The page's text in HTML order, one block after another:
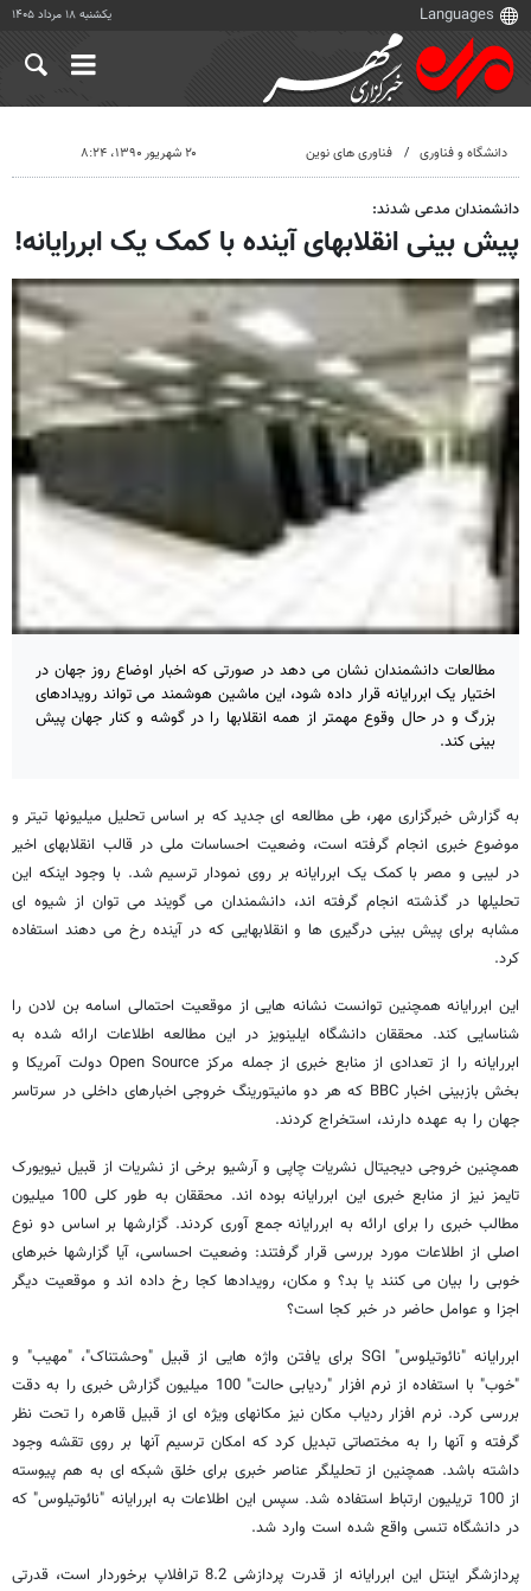
یکشنبه ۱۸ مرداد ۱۴۰۵
دانشگاه و فناوری فناوری های نوین ۲۰ شهریور ۱۳۹۰، ۸:۲۴
دانشمندان مدعی شدند:
پیش بینی انقلابهای آینده با کمک یک ابررایانه!
مطالعات دانشمندان نشان می دهد در صورتی که اخبار اوضاع روز جهان در
اختیار یک ابررایانه قرار داده شود، این ماشین هوشمند می تواند رویدادهای
بزرگ و در حال وقوع مهمتر از همه انقلابها را در گوشه و کنار جهان پیش
بینی کند.
به گزارش خبرگزاری مهر، طی مطالعه ای جدید که بر اساس تحلیل میلیونها تیتر و
موضوع خبری انجام گرفته است، وضعیت احساسات ملی در قالب انقلابهای اخیر
در لیبی و مصر با کمک یک ابررایانه بر روی نمودار ترسیم شد. با وجود اینکه این
تحلیلها در گذشته انجام گرفته اند، دانشمندان می گویند می توان از شیوه ای
مشابه برای پیش بینی درگیری ها و انقلابهایی که در آینده رخ می دهند استفاده
کرد.
این ابررایانه همچنین توانست نشانه هایی از موقعیت احتمالی اسامه بن لادن را
شناسایی کند. محققان دانشگاه ایلینویز در این مطالعه اطلاعات ارائه شده به
ابررایانه را از تعدادی از منابع خبری از جمله مرکز Open Source دولت آمریکا و
بخش بازبینی اخبار BBC که هر دو مانیتورینگ خروجی اخبارهای داخلی در سرتاسر
جهان را به عهده دارند، استخراج کردند.
همچنین خروجی دیجیتال نشریات چاپی و آرشیو برخی از نشریات از قبیل نیویورک
تایمز نیز از منابع خبری این ابررایانه بوده اند. محققان به طور کلی 100 میلیون
مطالب خبری را برای ارائه به ابررایانه جمع آوری کردند. گزارشها بر اساس دو نوع
اصلی از اطلاعات مورد بررسی قرار گرفتند: وضعیت احساسی، آیا گزارشها خبرهای
خوبی را بیان می کنند یا بد؟ و مکان، رویدادها کجا رخ داده اند و موقعیت دیگر
اجزا و عوامل حاضر در خبر کجا است؟
ابررایانه "نائوتیلوس" SGI برای یافتن واژه هایی از قبیل "وحشتناک"، "مهیب" و
"خوب" با استفاده از نرم افزار "ردیابی حالت" 100 میلیون گزارش خبری را به دقت
بررسی کرد. نرم افزار ردیاب مکان نیز مکانهای ویژه ای از قبیل قاهره را تحت نظر
گرفته و آنها را به مختصاتی تبدیل کرد که امکان ترسیم آنها بر روی تقشه وجود
داشته باشد. همچنین از تحلیلگر عناصر خبری برای خلق شبکه ای به هم پیوسته
از 100 تریلیون ارتباط استفاده شد. سپس این اطلاعات به ابررایانه "نائوتیلوس" که
در دانشگاه تنسی واقع شده است وارد شد.
پردازشگر اینتل این ابررایانه از قدرت پردازشی 8.2 ترافلاپ برخوردار است، قدرتی